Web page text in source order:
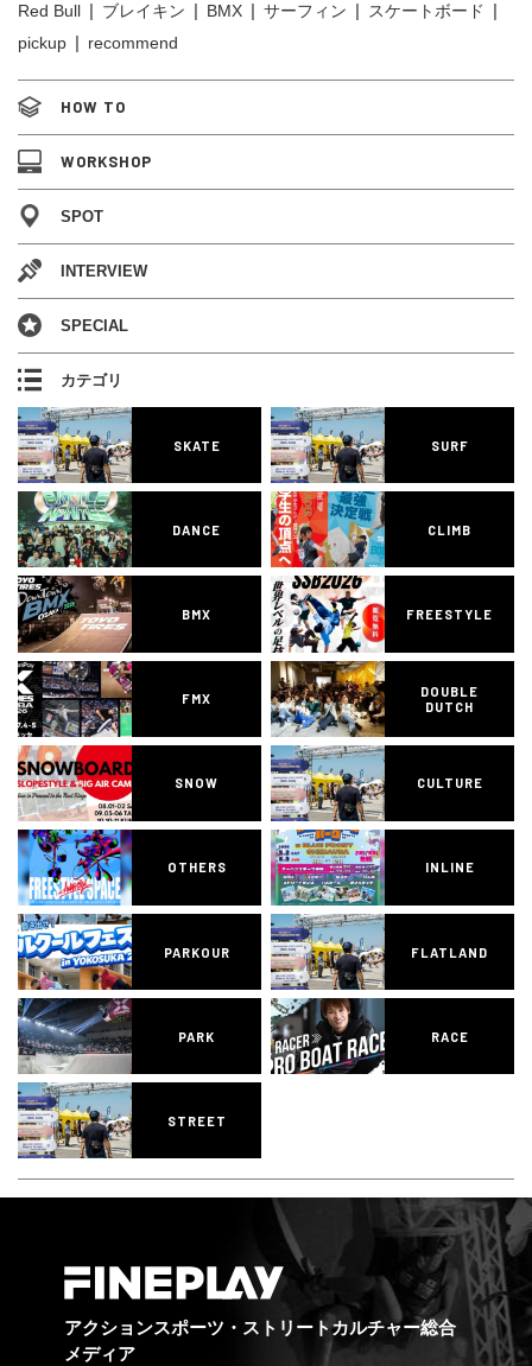
Red Bull
ブレイキン BMX サーフィン
スケートボード
pickup
recommend
HOW TO
WORKSHOP
SPOT
INTERVIEW
SPECIAL
カテゴリ
SKATE SURF
DANCE CLIMB
BMX FREESTYLE
FMX
DOUBLE
DUTCH
SNOW CULTURE
OTHERS INLINE
PARKOUR FLATLAND
PARK RACE
STREET
アクションスポーツ・ストリートカルチャー総合
メディア